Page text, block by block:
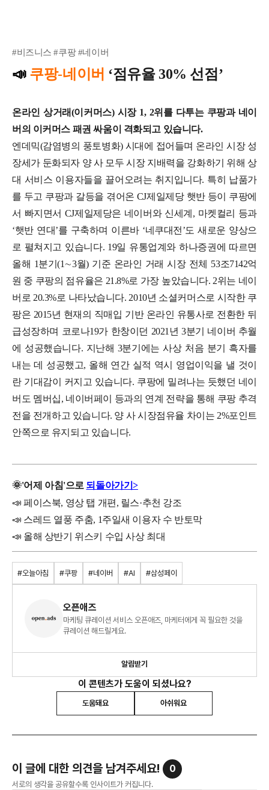
#비즈니스 #쿠팡 #네이버
📣 쿠팡-네이버 ‘점유율 30% 선점’
온라인 상거래(이커머스) 시장 1, 2위를 다투는 쿠팡과 네이
버의 이커머스 패권 싸움이 격화되고 있습니다.
엔데믹(감염병의 풍토병화) 시대에 접어들며 온라인 시장 성
장세가 둔화되자 양 사 모두 시장 지배력을 강화하기 위해 상
대 서비스 이용자들을 끌어오려는 취지입니다. 특히 납품가
를 두고 쿠팡과 갈등을 겪어온 CJ제일제당 햇반 등이 쿠팡에
서 빠지면서 CJ제일제당은 네이버와 신세계, 마켓컬리 등과
‘햇반 연대’를 구축하며 이른바 ‘네쿠대전’도 새로운 양상으
로 펼쳐지고 있습니다. 19일 유통업계와 하나증권에 따르면
올해 1분기(1∼3월) 기준 온라인 거래 시장 전체 53조7142억
원 중 쿠팡의 점유율은 21.8%로 가장 높았습니다. 2위는 네이
버로 20.3%로 나타났습니다. 2010년 소셜커머스로 시작한 쿠
팡은 2015년 현재의 직매입 기반 온라인 유통사로 전환한 뒤
급성장하며 코로나19가 한창이던 2021년 3분기 네이버 추월
에 성공했습니다. 지난해 3분기에는 사상 처음 분기 흑자를
내는 데 성공했고, 올해 연간 실적 역시 영업이익을 낼 것이
란 기대감이 커지고 있습니다. 쿠팡에 밀려나는 듯했던 네이
버도 멤버십, 네이버페이 등과의 연계 전략을 통해 쿠팡 추격
전을 전개하고 있습니다. 양 사 시장점유율 차이는 2%포인트
안쪽으로 유지되고 있습니다.
🌞'어제 아침'으로 되돌아가기>
📣 페이스북, 영상 탭 개편, 릴스·추천 강조
📣 스레드 열풍 주춤, 1주일새 이용자 수 반토막
📣 올해 상반기 위스키 수입 사상 최대
#오늘아침 #쿠팡 #네이버 #AI #삼성페이
오픈애즈
마케팅 큐레이션 서비스 오픈애즈, 마케터에게 꼭 필요한 것을
큐레이션 해드릴게요.
알림받기
이 콘텐츠가 도움이 되셨나요?
도움돼요 아쉬워요
이 글에 대한 의견을 남겨주세요! 0
서로의 생각을 공유할수록 인사이트가 커집니다.